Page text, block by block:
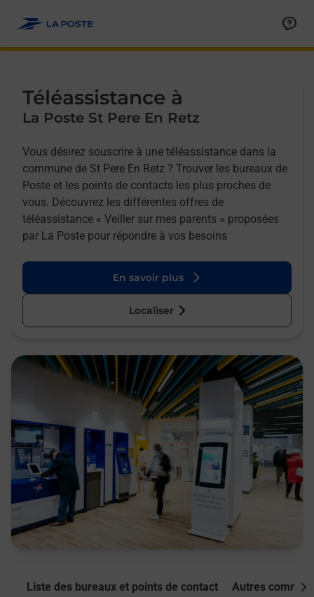
Téléassistance à
La Poste St Pere En Retz
Vous désirez souscrire à une téléassistance dans la
commune de St Pere En Retz ? Trouver les bureaux de
Poste et les points de contacts les plus proches de
vous. Découvrez les différentes offres de
téléassistance « Veiller sur mes parents » proposées
par La Poste pour répondre à vos besoins
En savoir plus
Localiser
Liste des bureaux et points de contact Autres